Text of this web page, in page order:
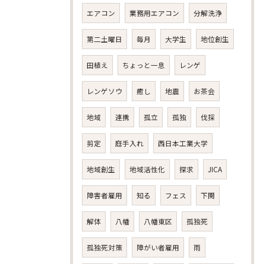
エアコン 業務用エアコン 分解洗浄
第二土曜日 毎月 大学生 地位創生
田植え ちょっと一息 レンゲ
レンゲソウ 癒し 地震 お茶会
地域 連携 孤立 孤独 伐採
剪定 庭手入れ 西日本工業大学
地域創生 地域活性化 探求 JICA
障害者雇用 知る フェス 下関
解体 八幡 八幡東区 孤独死
孤独死対策 障がい者雇用 雨